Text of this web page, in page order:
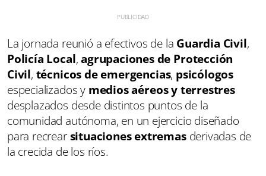
La jornada reunió a efectivos de la Guardia Civil,
Policía Local,agrupaciones de Protección
Civil, técnicos de emergencias, psicólogos
especializados y medios aéreos y terrestres
desplazados desde distintos puntos de la
comunidad autónoma, en un ejercicio diseñado
para recrearsituaciones extremasderivadas de
la crecida de los ríos.